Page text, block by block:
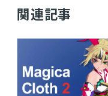
関連記事